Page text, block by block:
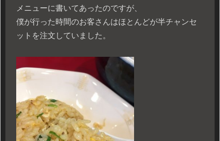
メニューに書いてあったのですが、
僕が行った時間のお客さんはほとんどが半チャンセ
ットを注文していました。